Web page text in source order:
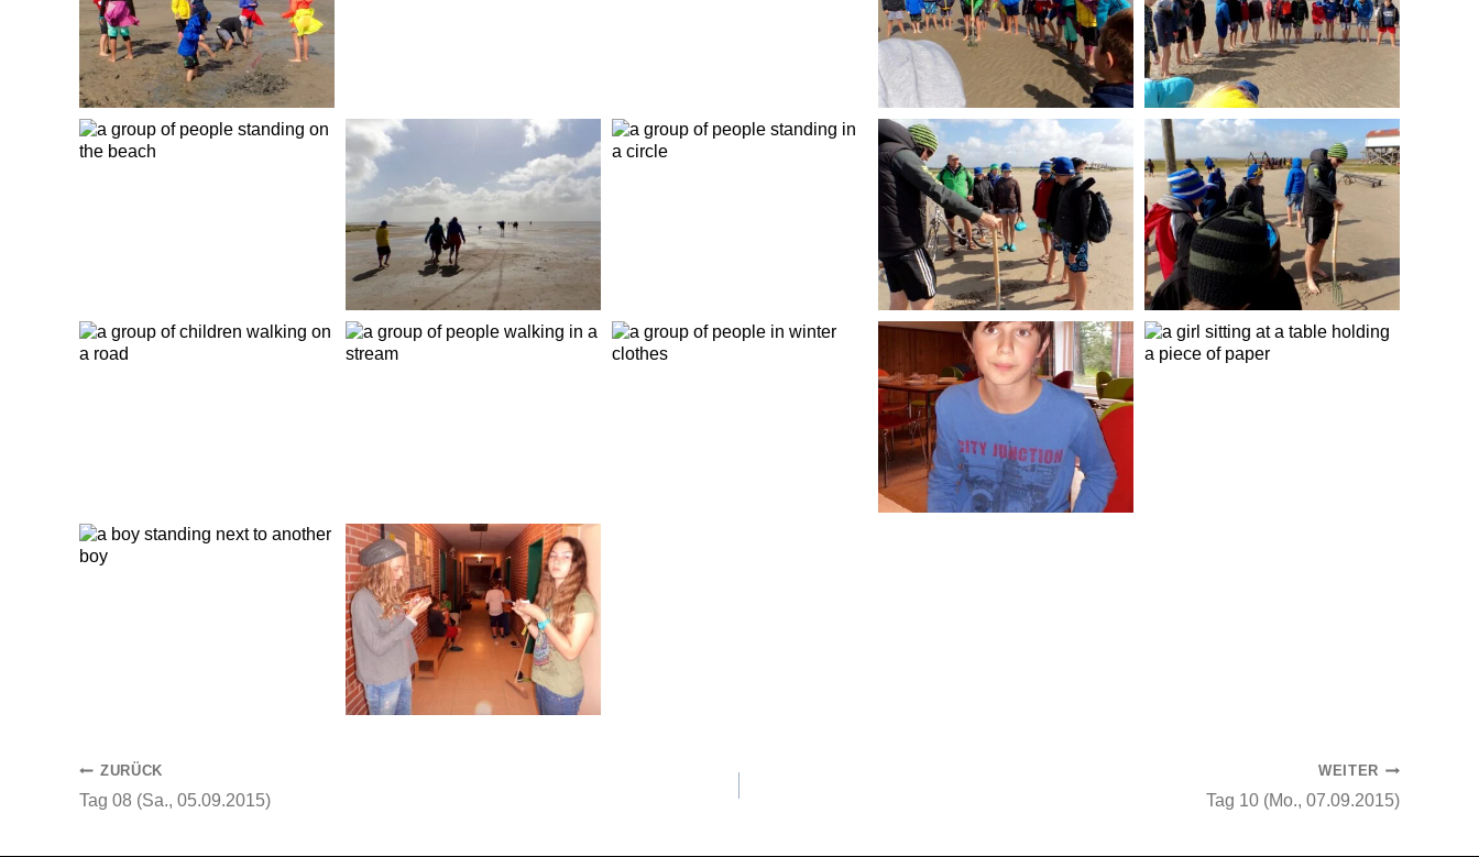
Beitragsnavigation
ZURÜCK
Tag 08 (Sa., 05.09.2015)
WEITER
Tag 10 (Mo., 07.09.2015)